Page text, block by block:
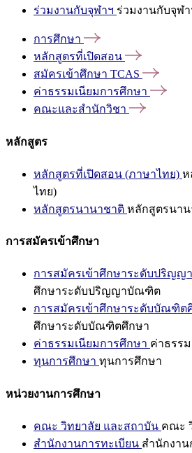
ร่วมงานกับจุฬาฯ ร่วมงานกับจุฬา
การศึกษา
หลักสูตรที่เปิดสอน
สมัครเข้าศึกษา TCAS
ค่าธรรมเนียมการศึกษา
คณะและสำนักวิชา
หลักสูตร
หลักสูตรที่เปิดสอน (ภาษาไทย) ห
ไทย)
หลักสูตรนานาชาติ หลักสูตรนา
การสมัครเข้าศึกษา
การสมัครเข้าศึกษาระดับปริญ
ศึกษาระดับปริญญาบัณฑิต
การสมัครเข้าศึกษาระดับบัณฑิต
ศึกษาระดับบัณฑิตศึกษา
ค่าธรรมเนียมการศึกษา ค่าธรร
ทุนการศึกษา ทุนการศึกษา
หน่วยงานการศึกษา
คณะ วิทยาลัย และสถาบัน คณะ
สำนักงานการทะเบียน สำนักงาน